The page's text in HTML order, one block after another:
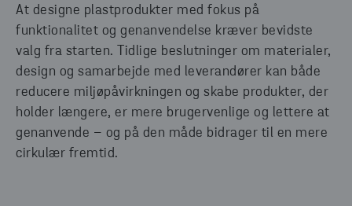
At designe plastprodukter med fokus på
funktionalitet og genanvendelse kræver bevidste
valg fra starten. Tidlige beslutninger om materialer,
design og samarbejde med leverandører kan både
reducere miljøpåvirkningen og skabe produkter, der
holder længere, er mere brugervenlige og lettere at
genanvende – og på den måde bidrager til en mere
cirkulær fremtid.